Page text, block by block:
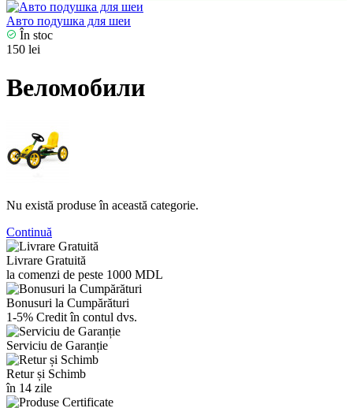
Авто подушка для шеи
În stoc
150 lei
Веломобили
Nu există produse în această categorie.
Continuă
Livrare Gratuită
la comenzi de peste 1000 MDL
Bonusuri la Cumpărături
1-5% Credit în contul dvs.
Serviciu de Garanție
Retur și Schimb
în 14 zile